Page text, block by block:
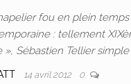
fou en plein
: tellement
Sébastien Tellier
14 avril 2012 0